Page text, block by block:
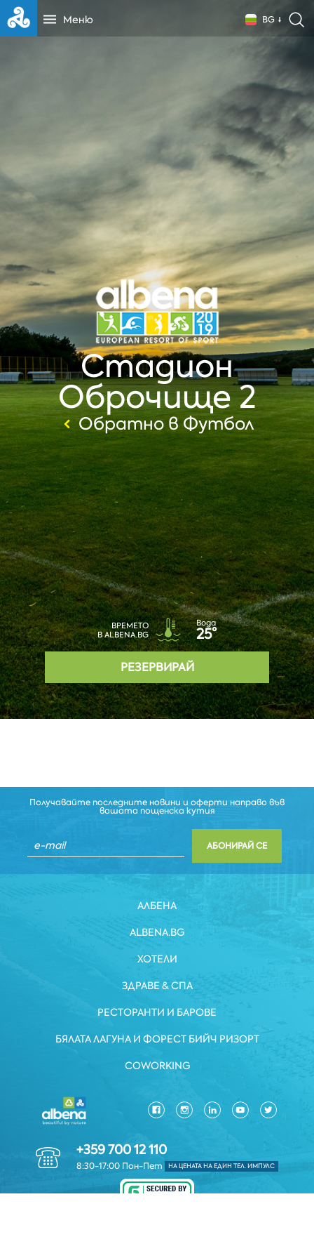
Меню BG
Стадион
Оброчище 2
Обратно в Футбол
ВРЕМЕТО
В ALBENA.BG
Вода
25°
РЕЗЕРВИРАЙ
Получавайте последните новини и оферти направо във
вашата пощенска кутия
АБОНИРАЙ СЕ
АЛБЕНА
ALBENA.BG
ХОТЕЛИ
ЗДРАВЕ & СПА
РЕСТОРАНТИ И БАРОВЕ
БЯЛАТА ЛАГУНА И ФОРЕСТ БИЙЧ РИЗОРТ
COWORKING
+359 700 12 110
8:30-17:00 Пон-Пет НА ЦЕНАТА НА ЕДИН ТЕЛ. ИМПУЛС